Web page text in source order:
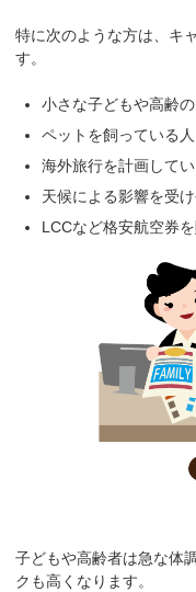
特に次のような方は、キ
す。
小さな子どもや高齢
ペットを飼っている人
海外旅行を計画して
天候による影響を受
LCCなど格安航空券
子どもや高齢者は急な体
クも高くなります。